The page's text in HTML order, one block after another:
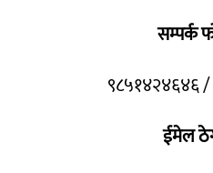
सम्पर्क
९८५१४२४६४६
ईमेल